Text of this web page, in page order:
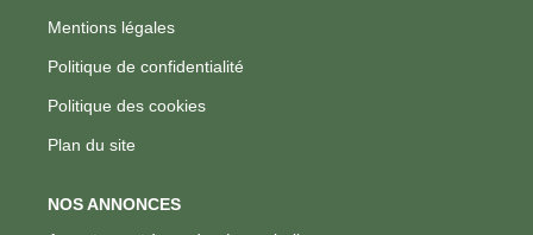
Mentions légales
Politique de confidentialité
Politique des cookies
Plan du site
NOS ANNONCES